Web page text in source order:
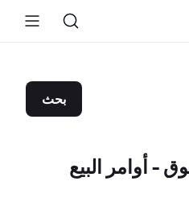
بحث
- أوامر البيع